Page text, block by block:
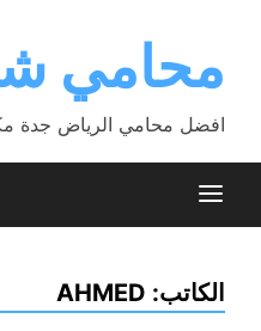
contentمحامي
افضل محامي الرياض جدة
الكاتب: AHMED